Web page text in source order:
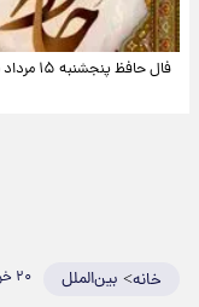
فال حافظ پنجشنبه ۱۵ مرداد ماه ۱۴۰۵
خانه> بین‌الملل ۲۰ خرداد ۱۴۰۵